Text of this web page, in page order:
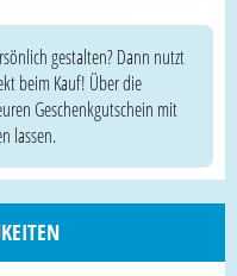
gestalten? Dann nutzt
beim Kauf! Über die
Geschenkgutschein mit
lassen.